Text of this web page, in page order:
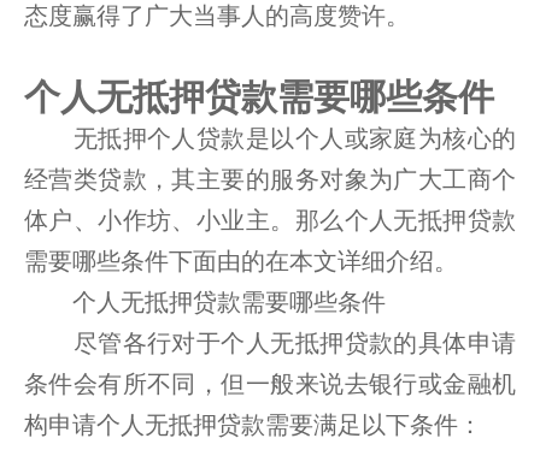
态度赢得了广大当事人的高度赞许。
个人无抵押贷款需要哪些条件
无抵押个人贷款是以个人或家庭为核心的
经营类贷款，其主要的服务对象为广大工商个
体户、小作坊、小业主。那么个人无抵押贷款
需要哪些条件下面由的在本文详细介绍。
个人无抵押贷款需要哪些条件
尽管各行对于个人无抵押贷款的具体申请
条件会有所不同，但一般来说去银行或金融机
构申请个人无抵押贷款需要满足以下条件：